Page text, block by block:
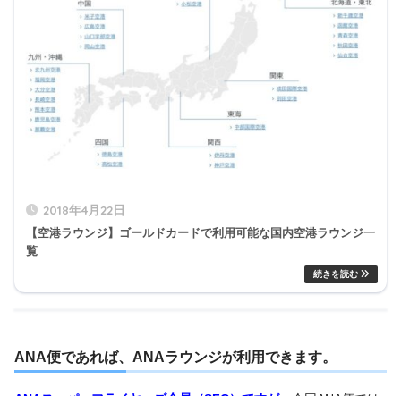
2018年4月22日
【空港ラウンジ】ゴールドカードで利用可能な国内空港ラウンジ一
覧
ANA便であれば、ANAラウンジが利用できます。